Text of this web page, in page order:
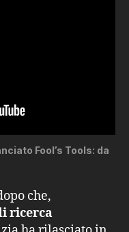
Fool’s Tools: da
che,
ricerca